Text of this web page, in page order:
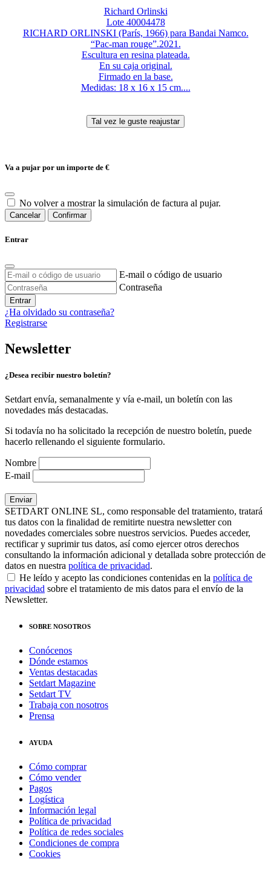
Richard Orlinski
Lote 40004478
RICHARD ORLINSKI (París, 1966) para Bandai Namco.
“Pac-man rouge”.2021.
Escultura en resina plateada.
En su caja original.
Firmado en la base.
Medidas: 18 x 16 x 15 cm....
Va a pujar por un importe de €
No volver a mostrar la simulación de factura al pujar.
Cancelar Confirmar
Entrar
E-mail o código de usuario
Contraseña
Entrar
¿Ha olvidado su contraseña?
Registrarse
Newsletter
¿Desea recibir nuestro boletín?
Setdart envía, semanalmente y vía e-mail, un boletín con las
novedades más destacadas.
Si todavía no ha solicitado la recepción de nuestro boletín, puede
hacerlo rellenando el siguiente formulario.
Nombre
E-mail
SETDART ONLINE SL, como responsable del tratamiento, tratará
tus datos con la finalidad de remitirte nuestra newsletter con
novedades comerciales sobre nuestros servicios. Puedes acceder,
rectificar y suprimir tus datos, así como ejercer otros derechos
consultando la información adicional y detallada sobre protección de
datos en nuestra política de privacidad.
He leído y acepto las condiciones contenidas en la política de
privacidad sobre el tratamiento de mis datos para el envío de la
Newsletter.
SOBRE NOSOTROS
Conócenos
Dónde estamos
Ventas destacadas
Setdart Magazine
Setdart TV
Trabaja con nosotros
Prensa
AYUDA
Cómo comprar
Cómo vender
Pagos
Logística
Información legal
Política de privacidad
Política de redes sociales
Condiciones de compra
Cookies